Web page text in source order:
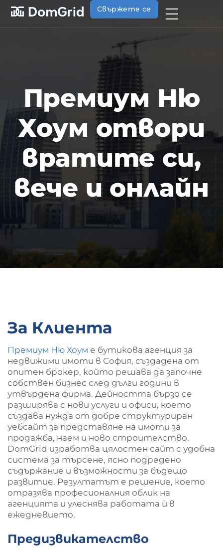
Свържете се
Премиум Ню
Хоум отвори
вратите си,
вече и онлайн
За Клиента
Премиум Ню Хоум е бутикова агенция за
недвижими имоти в София, създадена от
опитен брокер, който решава да започне
собствен бизнес след дълги години в
утвърдена фирма. Дейността бързо се
разширява с нови услуги и офиси, което
създава нужда от добре структуриран
уебсайт за представяне на имоти за
продажба, наем и ново строителство.
DomGrid изработва цялостен сайт с удобна
система за търсене, ясно подредено
съдържание и възможности за бъдещо
развитие. Резултатът е решение, което
отразява професионалния облик на
агенцията и улеснява работата ѝ в
ежедневието.
Предизвикателство